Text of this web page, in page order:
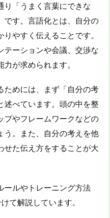
り「うまく言葉にできな
です。言語化とは、自分の
やすく伝えることです。
テーションや会議、交渉な
が求められます。
ためには、まず「自分の考
述べています。頭の中を整
プやフレームワークなどの
う。また、自分の考えを他
せた伝え方をすることが大
ールやトレーニング方法
て解説しています。